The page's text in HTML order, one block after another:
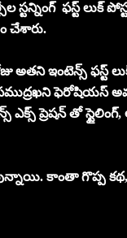
ఫస్ట్ లుక్
చేశారు.
అతని ఇంటెన్స్ ఫస్ట్
ఫెరోషియస్
ప్రెషన్ తో స్టైలింగ్,
కాంతా గొప్ప కథ,